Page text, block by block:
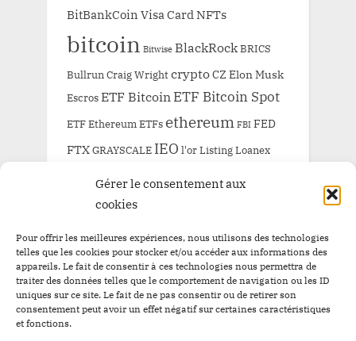
Gérer le consentement aux
cookies
Pour offrir les meilleures expériences, nous utilisons des technologies
telles que les cookies pour stocker et/ou accéder aux informations des
appareils. Le fait de consentir à ces technologies nous permettra de
traiter des données telles que le comportement de navigation ou les ID
uniques sur ce site. Le fait de ne pas consentir ou de retirer son
consentement peut avoir un effet négatif sur certaines caractéristiques
et fonctions.
BitBankCoin Visa Card NFTs
bitcoin Bitwise BlackRockBRICS
Bullrun Craig WrightcryptoCZ Elon Musk
EscrosETF Bitcoin ETF Bitcoin Spot
ETF Ethereum ETFs ethereum FBI FED
FTXGRAYSCALE IEO l'orListingLoanex
Prévente BitBankCoin
ARCHIVE